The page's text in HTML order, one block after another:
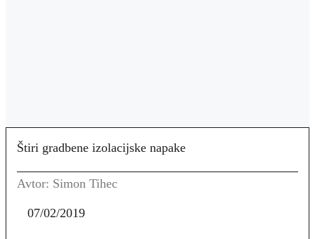
Štiri gradbene izolacijske napake
Avtor: Simon Tihec
07/02/2019